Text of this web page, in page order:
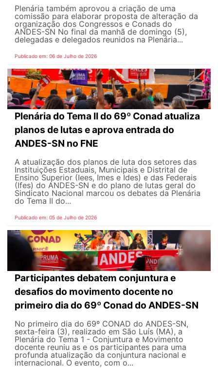
Plenária também aprovou a criação de uma
comissão para elaborar proposta de alteração da
organização dos Congressos e Conads do
ANDES-SN No final da manhã de domingo (5),
delegadas e delegados reunidos na Plenária...
Publicado em: 06 de Julho de 2026
Plenária do Tema II do 69º Conad atualiza
planos de lutas e aprova entrada do
ANDES-SN no FNE
A atualização dos planos de luta dos setores das
Instituições Estaduais, Municipais e Distrital de
Ensino Superior (Iees, Imes e Ides) e das Federais
(Ifes) do ANDES-SN e do plano de lutas geral do
Sindicato Nacional marcou os debates da Plenária
do Tema II do...
Publicado em: 05 de Julho de 2026
Participantes debatem conjuntura e
desafios do movimento docente no
primeiro dia do 69º Conad do ANDES-SN
No primeiro dia do 69º CONAD do ANDES-SN,
sexta-feira (3), realizado em São Luís (MA), a
Plenária do Tema 1 - Conjuntura e Movimento
docente reuniu as e os participantes para uma
profunda atualização da conjuntura nacional e
internacional. O evento, com o...